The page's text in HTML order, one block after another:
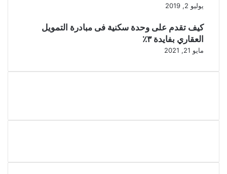
يوليو 2, 2019
كيف تقدم على وحدة سكنية فى مبادرة التمويل
العقاري بفايدة ٣٪
مايو 21, 2021